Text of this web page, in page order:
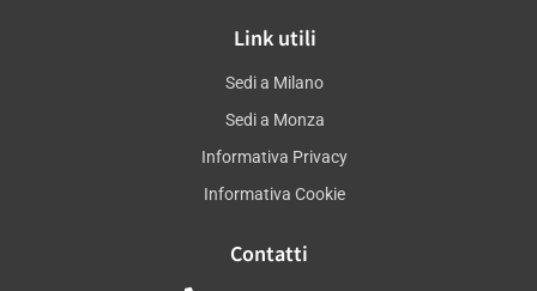
Link utili
Sedi a Milano
Sedi a Monza
Informativa Privacy
Informativa Cookie
Contatti